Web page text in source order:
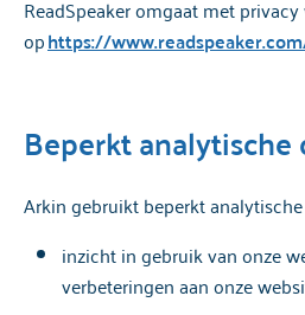
ReadSpeaker omgaat met
ophttps://
Beperkt analytische
Arkin gebruikt beperkt
inzicht in gebruik van onze
verbeteringen aan onze